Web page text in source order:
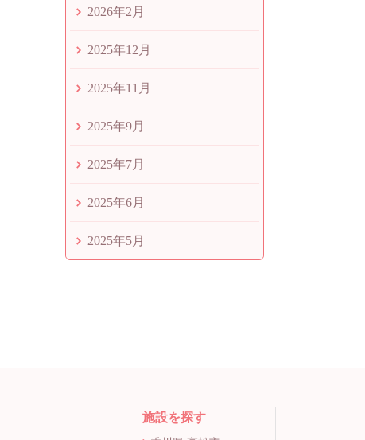
2026年2月
2025年12月
2025年11月
2025年9月
2025年7月
2025年6月
2025年5月
施設を探す